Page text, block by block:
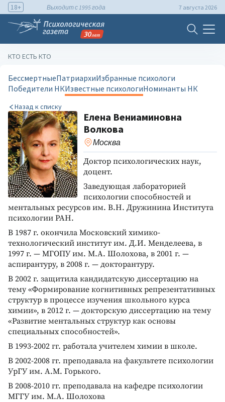
18+ Выходит с 1995 года 7 августа 2026
КТО ЕСТЬ КТО
БессмертныеПатриархиИзбранные психологи
Победители НКИзвестные психологиНоминанты НК
Назад к списку
Елена Вениаминовна
Волкова
Москва
Доктор психологических наук,
доцент.
Заведующая лабораторией
психологии способностей и
ментальных ресурсов им. В.Н. Дружинина Института
психологии РАН.
В 1987 г. окончила Московский химико-
технологический институт им. Д.И. Менделеева, в
1997 г. — МГОПУ им. М.А. Шолохова, в 2001 г. —
аспирантуру, в 2008 г. — докторантуру.
В 2002 г. защитила кандидатскую диссертацию на
тему «Формирование когнитивных репрезентативных
структур в процессе изучения школьного курса
химии», в 2012 г. — докторскую диссертацию на тему
«Развитие ментальных структур как основы
специальных способностей».
В 1993-2002 гг. работала учителем химии в школе.
В 2002-2008 гг. преподавала на факультете психологии
УрГУ им. А.М. Горького.
В 2008-2010 гг. преподавала на кафедре психологии
МГГУ им. М.А. Шолохова